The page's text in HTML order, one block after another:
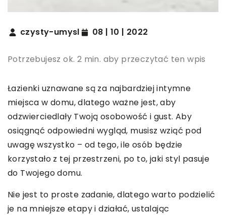
czysty-umysl 08 | 10 | 2022
Potrzebujesz ok. 2 min. aby przeczytać ten wpis
Łazienki uznawane są za najbardziej intymne
miejsca w domu, dlatego ważne jest, aby
odzwierciedlały Twoją osobowość i gust. Aby
osiągnąć odpowiedni wygląd, musisz wziąć pod
uwagę wszystko – od tego, ile osób będzie
korzystało z tej przestrzeni, po to, jaki styl pasuje
do Twojego domu.
Nie jest to proste zadanie, dlatego warto podzielić
je na mniejsze etapy i działać, ustalając